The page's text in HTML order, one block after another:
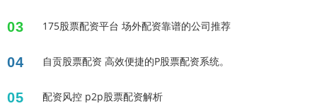
03 175股票配资平台 场外配资靠谱的公司推荐
04 自贡股票配资 高效便捷的P股票配资系统。
05 配资风控 p2p股票配资解析